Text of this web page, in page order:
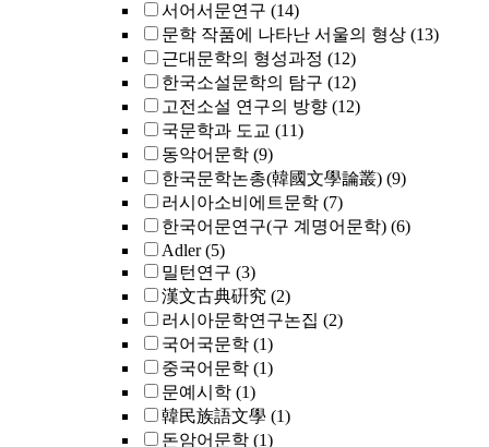
서어서문연구 (14)
문학 작품에 나타난 서울의 형상 (13)
근대문학의 형성과정 (12)
한국소설문학의 탐구 (12)
고전소설 연구의 방향 (12)
국문학과 도교 (11)
동악어문학 (9)
한국문학논총(韓國文學論叢) (9)
러시아소비에트문학 (7)
한국어문연구(구 계명어문학) (6)
Adler (5)
밀턴연구 (3)
漢文古典硏究 (2)
러시아문학연구논집 (2)
국어국문학 (1)
중국어문학 (1)
문예시학 (1)
韓民族語文學 (1)
돈암어문학 (1)